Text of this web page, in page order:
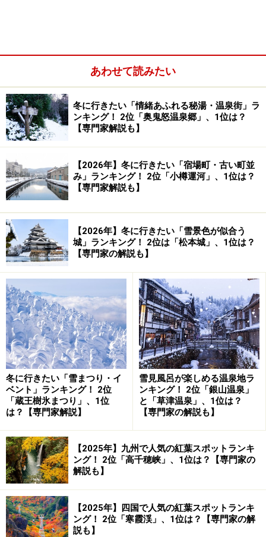
小田急のロマンスカーに乗って箱根へGo！
箱根には新宿から小田急ロマンスカーで。GSE他、4種類の
ロマンスカーが箱根湯本まで結んでいます
箱根へのアプローチとしてぴったりなのが、新宿から出
ている小田急ロマンスカー
。小田原を経由して箱根登山
鉄道の箱根湯本まで平日は16本、土日祝日は21本のロマ
ンスカーが走っています。
ロマンスカーは全部で4種類ありますが、おすすめは
Super Express）
2018年度のグッドデザイン賞にも輝いた真っ赤な車体と
側面の連続窓、そしてロマンスカー伝統の前面展望席も
設けられ、乗ってみたい！という旅に出る人たちの気持
ちをくすぐります。
あわせて読みたい
冬に行きたい「情緒あふれる秘湯・温泉街」ラ
ンキング！ 2位「奥鬼怒温泉郷」、1位は？
【専門家解説も】
【2026年】冬に行きたい「宿場町・古い町並
み」ランキング！ 2位「小樽運河」、1位は？
【専門家解説も】
【2026年】冬に行きたい「雪景色が似合う
城」ランキング！ 2位は「松本城」、1位は？
【専門家の解説も】
冬に行きたい「雪まつり・イ
ベント」ランキング！ 2位
「蔵王樹氷まつり」、1位
は？【専門家解説】
雪見風呂が楽しめる温泉地ラ
ンキング！ 2位「銀山温泉」
と「草津温泉」、1位は？
【専門家の解説も】
【2025年】九州で人気の紅葉スポットランキ
ング！ 2位「高千穂峡」、1位は？【専門家の
解説も】
【2025年】四国で人気の紅葉スポットランキ
ング！ 2位「寒霞渓」、1位は？【専門家の解
説も】